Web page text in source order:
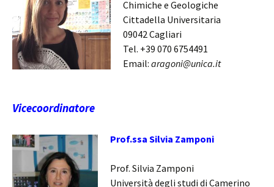
Chimiche e Geologiche
Cittadella Universitaria
09042 Cagliari
Tel. +39 070 6754491
Email: aragoni@unica.it
Vicecoordinatore
Prof.ssa Silvia Zamponi
Prof. Silvia Zamponi
Università degli studi di Camerino